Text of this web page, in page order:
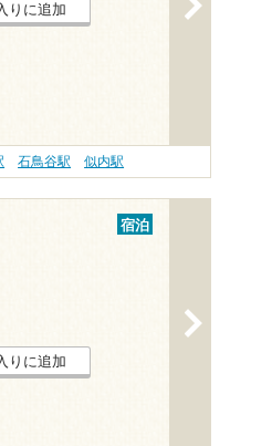
りに追加
石鳥谷駅 似内駅
宿泊
りに追加